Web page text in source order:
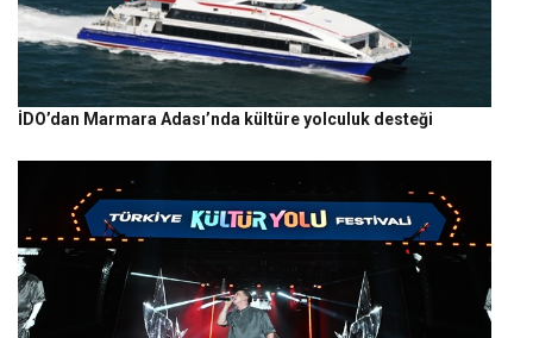
İDO’dan Marmara Adası’nda kültüre yolculuk desteği